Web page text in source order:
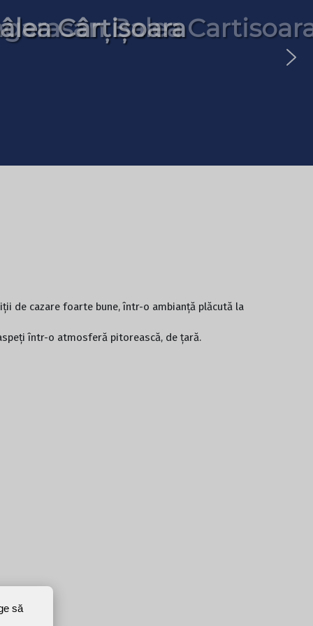
Cârțișoara
Balea
de cazare foarte bune, într-o ambianță plăcută la
într-o atmosferă pitorească, de țară.
să